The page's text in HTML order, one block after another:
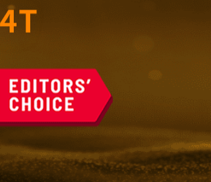
valore –
per casa e